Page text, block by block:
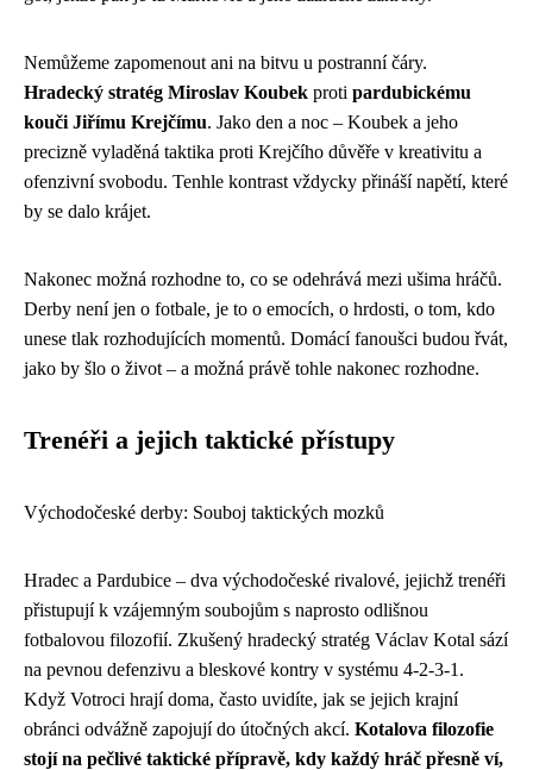
Nemůžeme zapomenout ani na bitvu u postranní čáry.
Hradecký stratég Miroslav Koubek proti pardubickému
kouči Jiřímu Krejčímu. Jako den a noc – Koubek a jeho
precizně vyladěná taktika proti Krejčího důvěře v kreativitu a
ofenzivní svobodu. Tenhle kontrast vždycky přináší napětí, které
by se dalo krájet.
Nakonec možná rozhodne to, co se odehrává mezi ušima hráčů.
Derby není jen o fotbale, je to o emocích, o hrdosti, o tom, kdo
unese tlak rozhodujících momentů. Domácí fanoušci budou řvát,
jako by šlo o život – a možná právě tohle nakonec rozhodne.
Trenéři a jejich taktické přístupy
Východočeské derby: Souboj taktických mozků
Hradec a Pardubice – dva východočeské rivalové, jejichž trenéři
přistupují k vzájemným soubojům s naprosto odlišnou
fotbalovou filozofií. Zkušený hradecký stratég Václav Kotal sází
na pevnou defenzivu a bleskové kontry v systému 4-2-3-1.
Když Votroci hrají doma, často uvidíte, jak se jejich krajní
obránci odvážně zapojují do útočných akcí. Kotalova filozofie
stojí na pečlivé taktické přípravě, kdy každý hráč přesně ví,